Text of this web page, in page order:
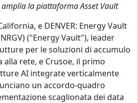
la piattaforma Asset Vault
e DENVER: Energy Vault
("Energy Vault"), leader
per le soluzioni di accumulo
rete, e Crusoe, il primo
AI integrate verticalmente
un accordo-quadro
scaglionata dei data